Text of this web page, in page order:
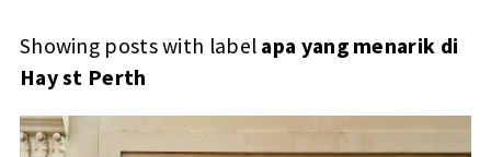
Showing posts with label apa yang menarik di
Hay st Perth